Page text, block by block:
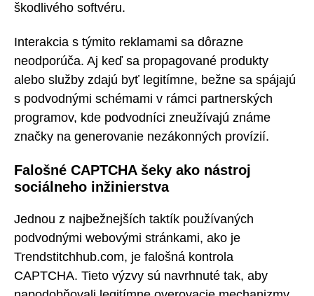
škodlivého softvéru.
Interakcia s týmito reklamami sa dôrazne
neodporúča. Aj keď sa propagované produkty
alebo služby zdajú byť legitímne, bežne sa spájajú
s podvodnými schémami v rámci partnerských
programov, kde podvodníci zneužívajú známe
značky na generovanie nezákonných provízií.
Falošné CAPTCHA šeky ako nástroj
sociálneho inžinierstva
Jednou z najbežnejších taktík používaných
podvodnými webovými stránkami, ako je
Trendstitchhub.com, je falošná kontrola
CAPTCHA. Tieto výzvy sú navrhnuté tak, aby